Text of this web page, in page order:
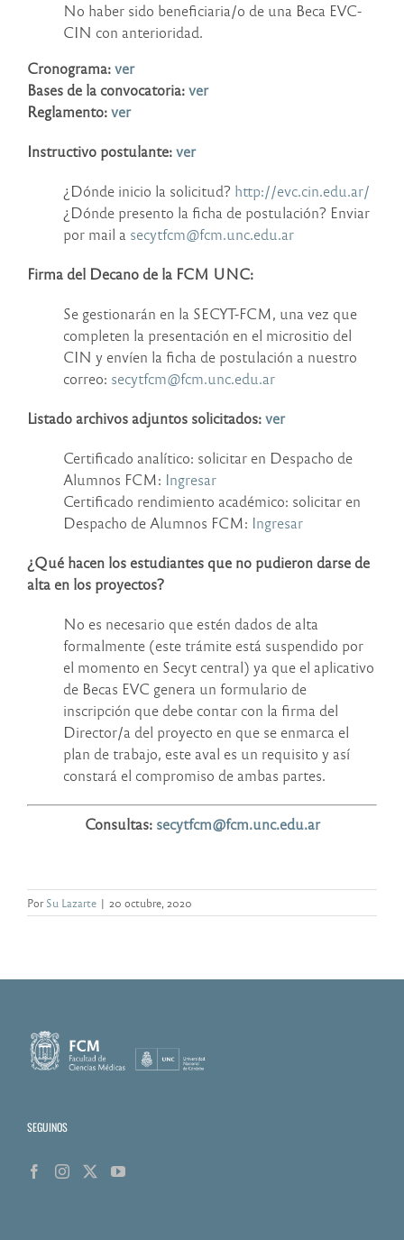
No haber sido beneficiaria/o de una Beca EVC-
CIN con anterioridad.
Cronograma:ver
Bases de la convocatoria:ver
Reglamento:ver
Instructivo postulante:ver
¿Dónde inicio la solicitud? http://evc.cin.edu.ar/
¿Dónde presento la ficha de postulación? Enviar
por mail a secytfcm@fcm.unc.edu.ar
Firma del Decano de la FCM UNC:
Se gestionarán en la SECYT-FCM, una vez que
completen la presentación en el micrositio del
CIN y envíen la ficha de postulación a nuestro
correo: secytfcm@fcm.unc.edu.ar
Listado archivos adjuntos solicitados:ver
Certificado analítico: solicitar en Despacho de
Alumnos FCM: Ingresar
Certificado rendimiento académico: solicitar en
Despacho de Alumnos FCM: Ingresar
¿Qué hacen los estudiantes que no pudieron darse de
alta en los proyectos?
No es necesario que estén dados de alta
formalmente (este trámite está suspendido por
el momento en Secyt central) ya que el aplicativo
de Becas EVC genera un formulario de
inscripción que debe contar con la firma del
Director/a del proyecto en que se enmarca el
plan de trabajo, este aval es un requisito y así
constará el compromiso de ambas partes.
Consultas: secytfcm@fcm.unc.edu.ar
PorSu Lazarte | 20 octubre, 2020
SEGUINOS